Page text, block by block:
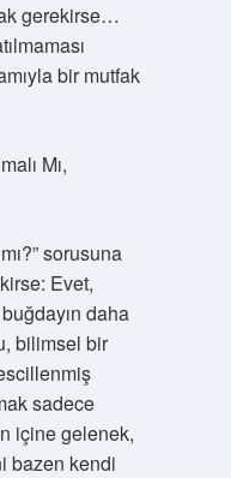
gerekirse…
bir mutfak
Mı,
sorusuna
Evet,
daha
bilimsel bir
sadece
içine gelenek,
bazen kendi